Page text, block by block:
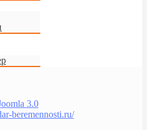
3.0
beremennosti.ru/